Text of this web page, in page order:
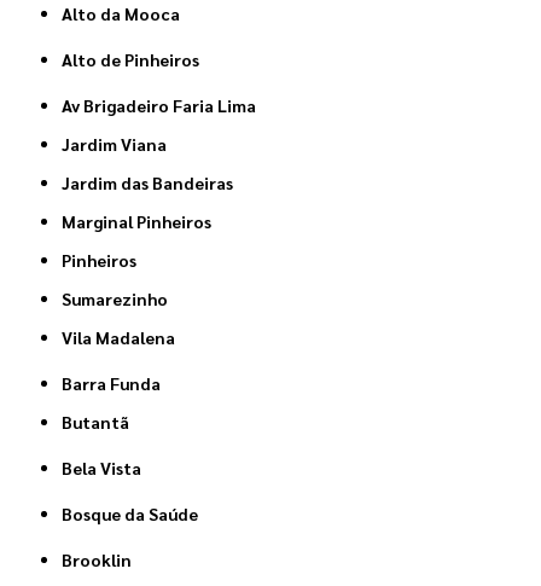
Alto da Mooca
Alto de Pinheiros
Av Brigadeiro Faria Lima
Jardim Viana
Jardim das Bandeiras
Marginal Pinheiros
Pinheiros
Sumarezinho
Vila Madalena
Barra Funda
Butantã
Bela Vista
Bosque da Saúde
Brooklin